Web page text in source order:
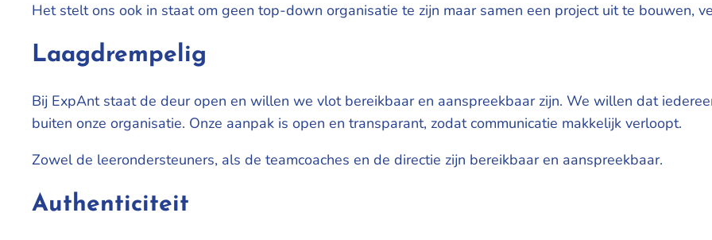
Het stelt ons ook in staat om geen top-down organisatie te zijn maar samen een project uit te bouwen,
Laagdrempelig
Bij ExpAnt staat de deur open en willen we vlot bereikbaar en aanspreekbaar zijn. We willen dat
buiten onze organisatie. Onze aanpak is open en transparant, zodat communicatie makkelijk verloopt.
Zowel de leerondersteuners, als de teamcoaches en de directie zijn bereikbaar en aanspreekbaar.
Authenticiteit